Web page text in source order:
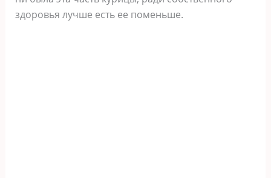
здоровья лучше есть ее поменьше.